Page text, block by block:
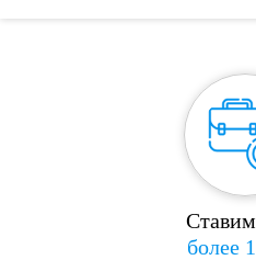
более